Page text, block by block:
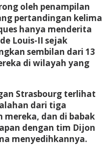
oleh penampilan
pertandingan kelima
hanya menderita
Louis-II sejak
sembilan dari 13
di wilayah yang
Strasbourg terlihat
dari tiga
mereka, dan di babak
dengan tim Dijon
menyedihkannya.